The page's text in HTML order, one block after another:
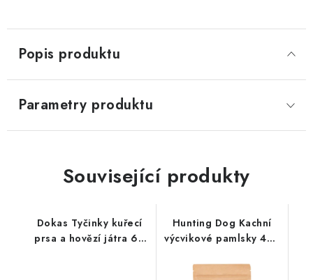
Popis produktu
Parametry produktu
Související produkty
Dokas Tyčinky kuřecí
prsa a hovězí játra 60
Hunting Dog Kachní
výcvikové pamlsky 400